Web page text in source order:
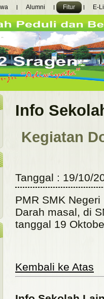
Alumni Fitur E-
Info
Kegiatan
Tanggal : 19/10/
PMR SMK
Darah masal, di
tanggal 19
Kembali ke Atas